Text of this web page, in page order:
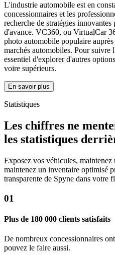
L'industrie automobile est en
concessionnaires et les
recherche de stratégies
d'avance. VC360, ou VirtualCar
photo automobile populaire auprès
marchés automobiles. Pour suivre
essentiel d'explorer d'autres
voire supérieurs.
En savoir plus
Statistiques
Les chiffres ne
les statistiques
Exposez vos véhicules, maintenez
maintenez un inventaire optimisé
transparente de Spyne dans votre
01
Plus de 180 000 clients satisfaits
De nombreux concessionnaires
pouvez le faire aussi.